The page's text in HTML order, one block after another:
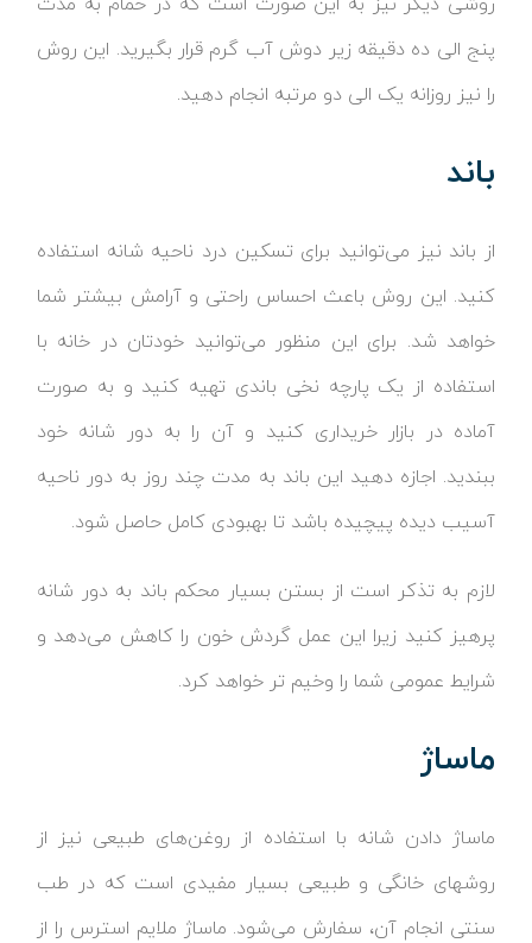
پنج الی ده دقیقه زیر دوش آب گرم قرار بگیرید. این روش
را نیز روزانه یک الی دو مرتبه انجام دهید.
باند
از باند نیز می‌توانید برای تسکین درد ناحیه شانه استفاده
کنید. این روش باعث احساس راحتی و آرامش بیشتر شما
خواهد شد. برای این منظور می‌توانید خودتان در خانه با
استفاده از یک پارچه نخی باندی تهیه کنید و به صورت
آماده در بازار خریداری کنید و آن را به دور شانه خود
ببندید. اجازه دهید این باند به مدت چند روز به دور ناحیه
آسیب دیده پیچیده باشد تا بهبودی کامل حاصل شود.
لازم به تذکر است از بستن بسیار محکم باند به دور شانه
پرهیز کنید زیرا این عمل گردش خون را کاهش می‌دهد و
شرایط عمومی شما را وخیم تر خواهد کرد.
ماساژ
ماساژ دادن شانه با استفاده از روغن‌های طبیعی نیز از
روشهای خانگی و طبیعی بسیار مفیدی است که در طب
سنتی انجام آن، سفارش می‌شود. ماساژ ملایم استرس را از